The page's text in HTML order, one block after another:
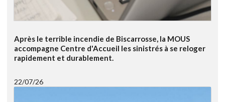
Après le terrible incendie de Biscarrosse, la MOUS
accompagne Centre d'Accueil les sinistrés à se reloger
rapidement et durablement.
22/07/26